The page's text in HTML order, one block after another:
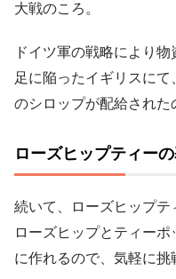
大戦のころ。
ドイツ軍の戦略により
足に陥ったイギリスに
のシロップが配給された
ローズヒップティー
続いて、ローズヒップテ
ローズヒップとティー
に作れるので、気軽に挑